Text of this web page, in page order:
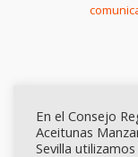
En el Consejo
Aceitunas
Sevilla